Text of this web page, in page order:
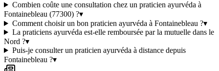
Combien coûte une consultation chez un praticien ayurvéda à
Fontainebleau (77300) ?▾
Comment choisir un bon praticien ayurvéda à Fontainebleau ?▾
La praticiens ayurvéda est-elle remboursée par la mutuelle dans le
Nord ?▾
Puis-je consulter un praticien ayurvéda à distance depuis
Fontainebleau ?▾